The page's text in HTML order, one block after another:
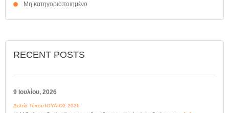
Μη κατηγοριοποιημένο
RECENT POSTS
9 Ιουλίου, 2026
Δελτίο Τύπου ΙΟΥΛΙΟΣ 2026